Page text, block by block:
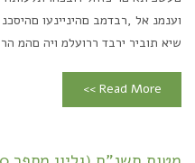
וענמנ אל ,רבדמב םהיניינעו
שיא תוביר ירבד ררועלמ ויה םהמ
Read More >>